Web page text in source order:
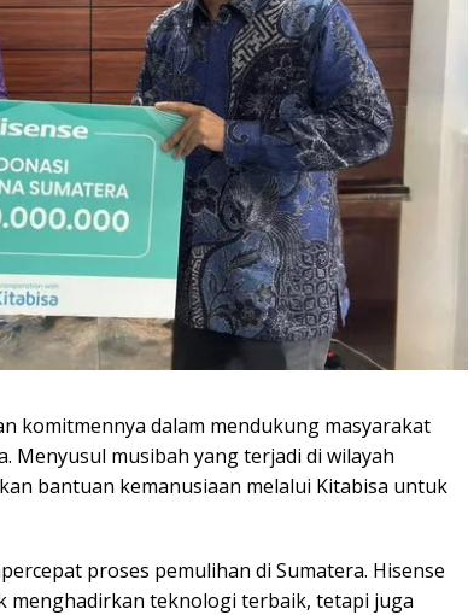
komitmennya dalam mendukung masyarakat
Menyusul musibah yang terjadi di wilayah
bantuan kemanusiaan melalui Kitabisa untuk
proses pemulihan di Sumatera. Hisense
menghadirkan teknologi terbaik, tetapi juga